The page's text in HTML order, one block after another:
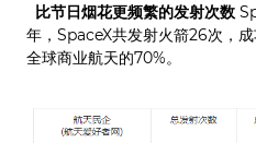
比节日烟花更频繁的发射次数
年，SpaceX共发射火箭26次，
全球商业航天的70%。